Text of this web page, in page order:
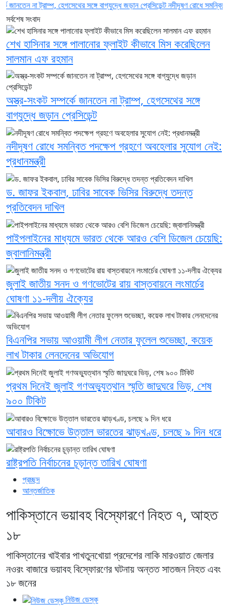
না ট্রাম্প, হেগসেথের সঙ্গে বাগ্‌যুদ্ধে জড়ান প্রেসিডেন্টনদীদূষণ রোধে সমন্বিত পদক্ষেপ
প্রচ্ছদ
আন্তর্জাতিক
পাকিস্তানে ভয়াবহ বিস্ফোরণে নিহত ৭, আহত
১৮
পাকিস্তানের খাইবার পাখতুনখোয়া প্রদেশের লাকি মারওয়াত জেলার
নওরং বাজারে ভয়াবহ বিস্ফোরণের ঘটনায় অন্তত সাতজন নিহত এবং
১৮ জনের
নিউজ ডেস্ক
সর্বশেষ সংবাদ
শেখ হাসিনার সঙ্গে পালানোর ফ্লাইট কীভাবে মিস করেছিলেন
সালমান এফ রহমান
অস্ত্র-সংকট সম্পর্কে জানতেন না ট্রাম্প, হেগসেথের সঙ্গে
বাগ্‌যুদ্ধে জড়ান প্রেসিডেন্ট
নদীদূষণ রোধে সমন্বিত পদক্ষেপ গ্রহণে অবহেলার সুযোগ নেই:
প্রধানমন্ত্রী
ড. জাফর ইকবাল, ঢাবির সাবেক ভিসির বিরুদ্ধে তদন্ত
প্রতিবেদন দাখিল
পাইপলাইনের মাধ্যমে ভারত থেকে আরও বেশি ডিজেল চেয়েছি:
জ্বালানিমন্ত্রী
জুলাই জাতীয় সনদ ও গণভোটের রায় বাস্তবায়নে লংমার্চের
ঘোষণা ১১-দলীয় ঐক্যের
বিএনপির সভায় আওয়ামী লীগ নেতার ফুলেল শুভেচ্ছা, কয়েক
লাখ টাকার লেনদেনের অভিযোগ
প্রথম দিনেই জুলাই গণঅভ্যুত্থান স্মৃতি জাদুঘরে ভিড়, শেষ
৯০০ টিকিট
আবারও বিক্ষোভে উত্তাল ভারতের ঝাড়খণ্ড, চলছে ৯ দিন ধরে
রাষ্ট্রপতি নির্বাচনের চূড়ান্ত তারিখ ঘোষণা